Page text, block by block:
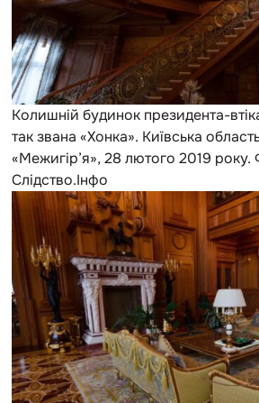
Колишній будинок президента-
так звана «Хонка». Київська
«Межигір’я», 28 лютого 2019
Слідство.Інфо